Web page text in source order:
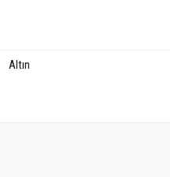
Altın